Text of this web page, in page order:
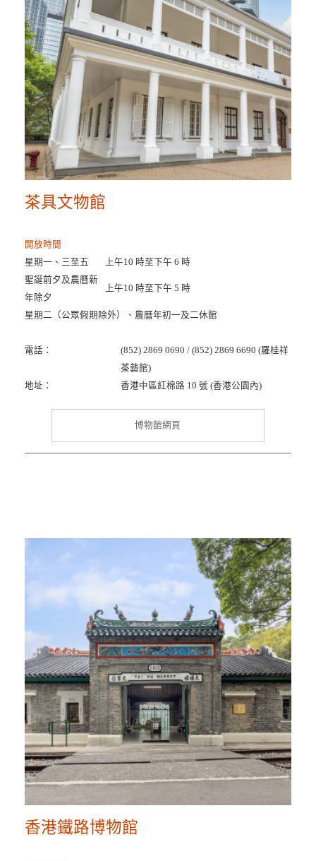
茶具文物館
開放時間
星期一、三至五
上午10 時至下午 6 時
聖誕前夕及農曆新
年除夕
上午10 時至下午 5 時
星期二（公眾假期除外）、農曆年初一及二休館
電話：
(852) 2869 0690 / (852) 2869 6690 (羅桂祥
茶藝館)
地址：
香港中區紅棉路 10 號 (香港公園內)
博物館網頁
香港鐵路博物館